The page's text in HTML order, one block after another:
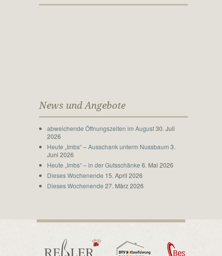
News und Angebote
abweichende Öffnungszeiten im August 30. Juli
2026
Heute „Imbs“ – Ausschank unterm Nussbaum 3.
Juni 2026
Heute „Imbs“ – in der Gutsschänke 6. Mai 2026
Dieses Wochenende 15. April 2026
Dieses Wochenende 27. März 2026